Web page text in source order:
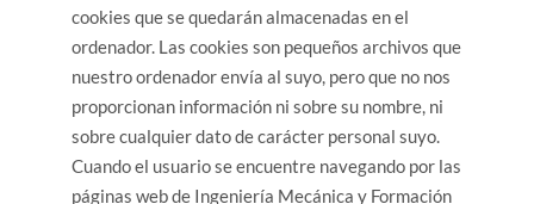
cookies que se quedarán almacenadas en el
ordenador. Las cookies son pequeños archivos que
nuestro ordenador envía al suyo, pero que no nos
proporcionan información ni sobre su nombre, ni
sobre cualquier dato de carácter personal suyo.
Cuando el usuario se encuentre navegando por las
páginas web de Ingeniería Mecánica y Formación